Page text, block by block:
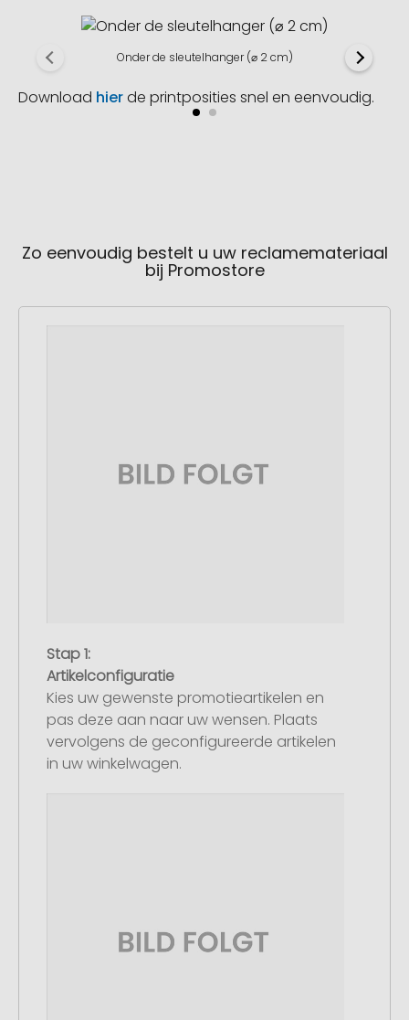
Onder de sleutelhanger (⌀ 2 cm)
Download hierde printposities snel en eenvoudig.
Zo eenvoudig bestelt u uw reclamemateriaal
bij Promostore
Stap 1:
Artikelconfiguratie
Kies uw gewenste promotieartikelen en
pas deze aan naar uw wensen. Plaats
vervolgens de geconfigureerde artikelen
in uw winkelwagen.